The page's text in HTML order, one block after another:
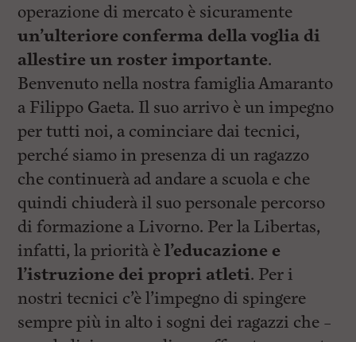
operazione di mercato è sicuramente
un’ulteriore conferma della voglia di
allestire un roster importante.
Benvenuto nella nostra famiglia Amaranto
a Filippo Gaeta. Il suo arrivo è un impegno
per tutti noi, a cominciare dai tecnici,
perché siamo in presenza di un ragazzo
che continuerà ad andare a scuola e che
quindi chiuderà il suo personale percorso
di formazione a Livorno. Per la Libertas,
infatti, la priorità èl’educazione e
l’istruzione dei propri atleti. Per i
nostri tecnici c’è l’impegno di spingere
sempre più in alto i sogni dei ragazzi che –